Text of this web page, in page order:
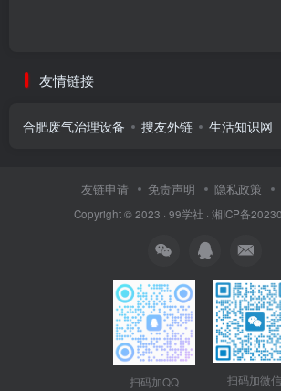
友情链接
合肥废气治理设备 搜友外链 生活知识网
友链申请 免责声明 隐私政策
Copyright © 2023 · 99学社 · 湘ICP备
扫码加QQ 扫码加微信